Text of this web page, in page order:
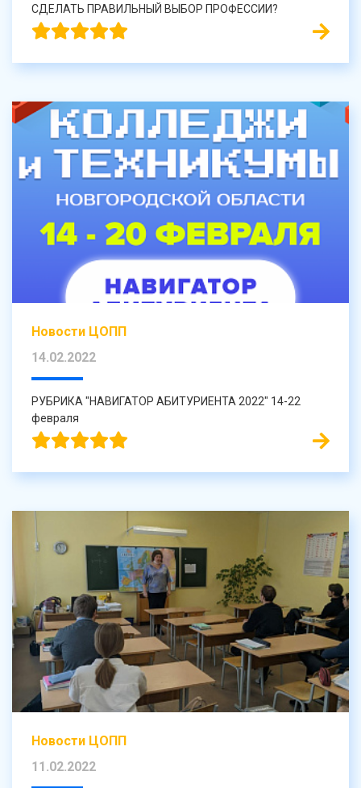
СДЕЛАТЬ ПРАВИЛЬНЫЙ ВЫБОР ПРОФЕССИИ?
Новости ЦОПП
14.02.2022
РУБРИКА "НАВИГАТОР АБИТУРИЕНТА 2022" 14-22
февраля
Новости ЦОПП
11.02.2022